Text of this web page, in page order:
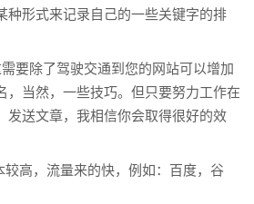
种形式来记录自己的一些关键字的排
要除了驾驶交通到您的网站可以增加
，当然，一些技巧。但只要努力工作在
发送文章，我相信你会取得很好的效
较高，流量来的快，例如：百度，谷